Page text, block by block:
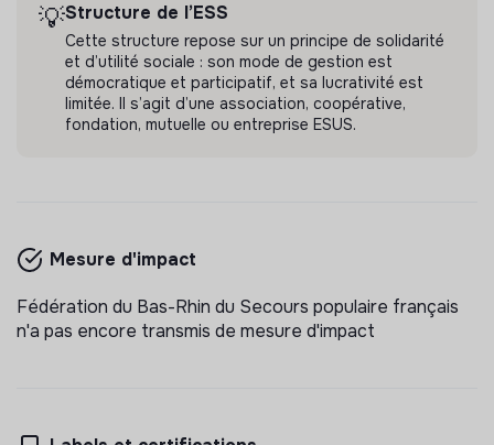
💡Structure de l’ESS
Cette structure repose sur un principe de solidarité
et d’utilité sociale : son mode de gestion est
démocratique et participatif, et sa lucrativité est
limitée. Il s’agit d’une association, coopérative,
fondation, mutuelle ou entreprise ESUS.
Mesure d'impact
Fédération du Bas-Rhin du Secours populaire français
n'a pas encore transmis de mesure d'impact